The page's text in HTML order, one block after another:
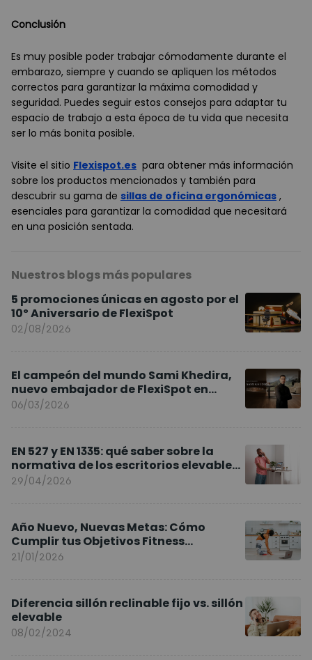
Conclusión
Es muy posible poder trabajar cómodamente durante el
embarazo, siempre y cuando se apliquen los métodos
correctos para garantizar la máxima comodidad y
seguridad. Puedes seguir estos consejos para adaptar tu
espacio de trabajo a esta época de tu vida que necesita
ser lo más bonita posible.
Visite el sitio Flexispot.es para obtener más información
sobre los productos mencionados y también para
descubrir su gama de sillas de oficina ergonómicas ,
esenciales para garantizar la comodidad que necesitará
en una posición sentada.
Nuestros blogs más populares
5 promociones únicas en agosto por el
10º Aniversario de FlexiSpot
02/08/2026
El campeón del mundo Sami Khedira,
nuevo embajador de FlexiSpot en
Europa
06/03/2026
EN 527 y EN 1335: qué saber sobre la
normativa de los escritorios elevables
y sillas ergonómicas
29/04/2026
Año Nuevo, Nuevas Metas: Cómo
Cumplir tus Objetivos Fitness
Entrenando en Casa
21/01/2026
Diferencia sillón reclinable fijo vs. sillón
elevable
08/02/2024